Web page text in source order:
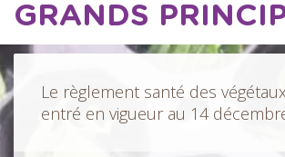
GRANDS
Le règlement santé des
entré en vigueur au 14